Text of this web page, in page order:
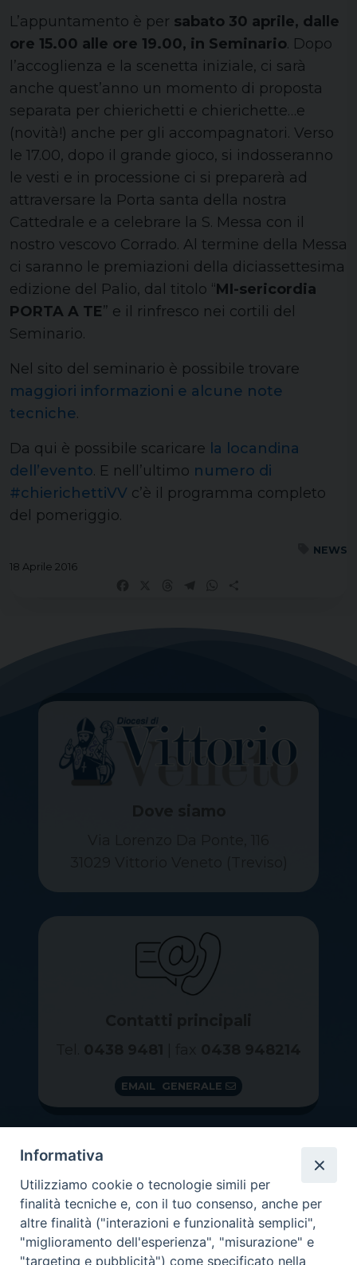
L’appuntamento è per sabato 30 aprile, dalle
ore 15.00 alle ore 19.00, in Seminario. Dopo
l’accoglienza e la scenetta iniziale, ci sarà
anche quest’anno un momento di proposta
separata per chierichetti e chierichette…e
(novità!) anche per gli accompagnatori. Verso
le 17.00, dopo il grande gioco, si indosseranno
le vesti e in processione ci si preparerà ad
attraversare la Porta santa della nostra
Cattedrale e a celebrare la S. Messa con il
nostro vescovo Corrado. Al termine della Messa
ci saranno le premiazioni della diciassettesima
edizione del Palio, dal titolo “MI-sericordia
PORTA A TE” e il rinfresco nei cortili del
Seminario.
Nel sito del seminario è possibile trovare
maggiori informazioni e alcune note
tecniche.
Da qui è possibile scaricare la locandina
dell’evento. E nell’ultimo numero di
#chierichettiVV c’è il programma completo
del pomeriggio.
NEWS
18 Aprile 2016
EMAIL GENERALE
Informativa
Utilizziamo cookie o tecnologie simili per
finalità tecniche e, con il tuo consenso, anche per
altre finalità ("interazioni e funzionalità semplici",
"miglioramento dell'esperienza", "misurazione" e
"targeting e pubblicità") come specificato nella